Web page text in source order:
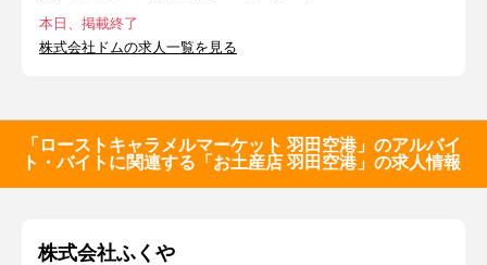
本日、掲載終了
株式会社ドムの求人一覧を見る
「ローストキャラメルマーケット 羽田空港」のアルバイ
ト・バイトに関連する「お土産店 羽田空港」の求人情報
株式会社ふくや